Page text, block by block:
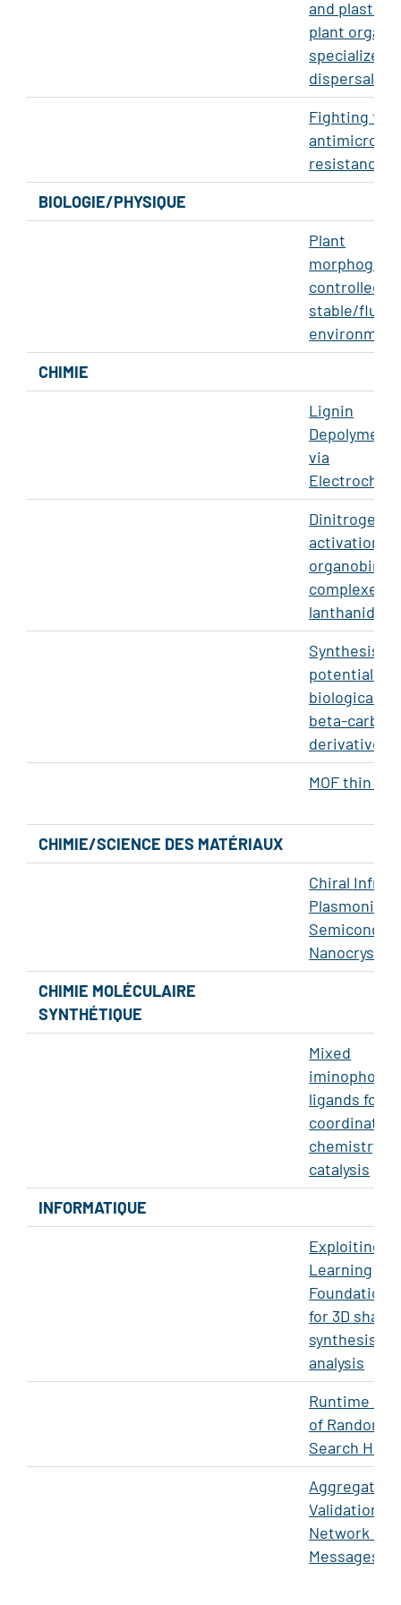
and
plant organs
specialized
dispersal
Fighting the
resistance
BIOLOGIE/PHYSIQUE
Plant
controlled,
stable/
environment
CHIMIE
Lignin
via
Dinitrogen
activation
complexes
lanthanides
Synthesis of
potentially
biologically
beta-
derivatives
MOF thin
CHIMIE/SCIENCE DES MATÉRIAUX
Chiral
Plasmonic
Nanocrystals
CHIMIE MOLÉCULAIRE
SYNTHÉTIQUE
Mixed
ligands for
coordination
chemistry
catalysis
INFORMATIQUE
Exploiting
Learning
Foundation
for 3D shape
synthesis
analysis
Runtime
of
Search
Aggregate
Validation of
Network
Messages